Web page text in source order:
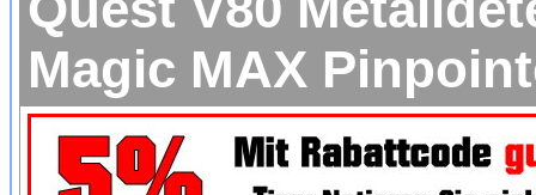
Magic MAX